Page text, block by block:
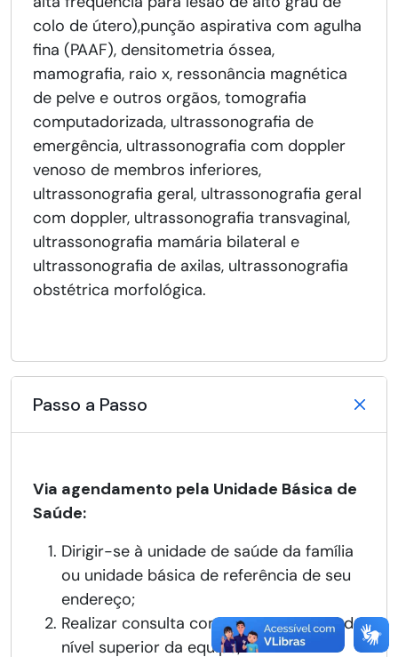
colo de útero),punção aspirativa com agulha
fina (PAAF), densitometria óssea,
mamografia, raio x, ressonância magnética
de pelve e outros orgãos, tomografia
computadorizada, ultrassonografia de
emergência, ultrassonografia com doppler
venoso de membros inferiores,
ultrassonografia geral, ultrassonografia geral
com doppler, ultrassonografia transvaginal,
ultrassonografia mamária bilateral e
ultrassonografia de axilas, ultrassonografia
obstétrica morfológica.
Passo a Passo
Via agendamento pela Unidade Básica de
Saúde:
Dirigir-se à unidade de saúde da família
ou unidade básica de referência de seu
endereço;
Realizar consulta com um profissional de
nível superior da equipe;